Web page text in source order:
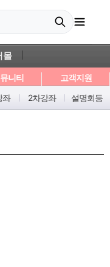
몰
니티
고객지원
좌 2차강좌 설명회등